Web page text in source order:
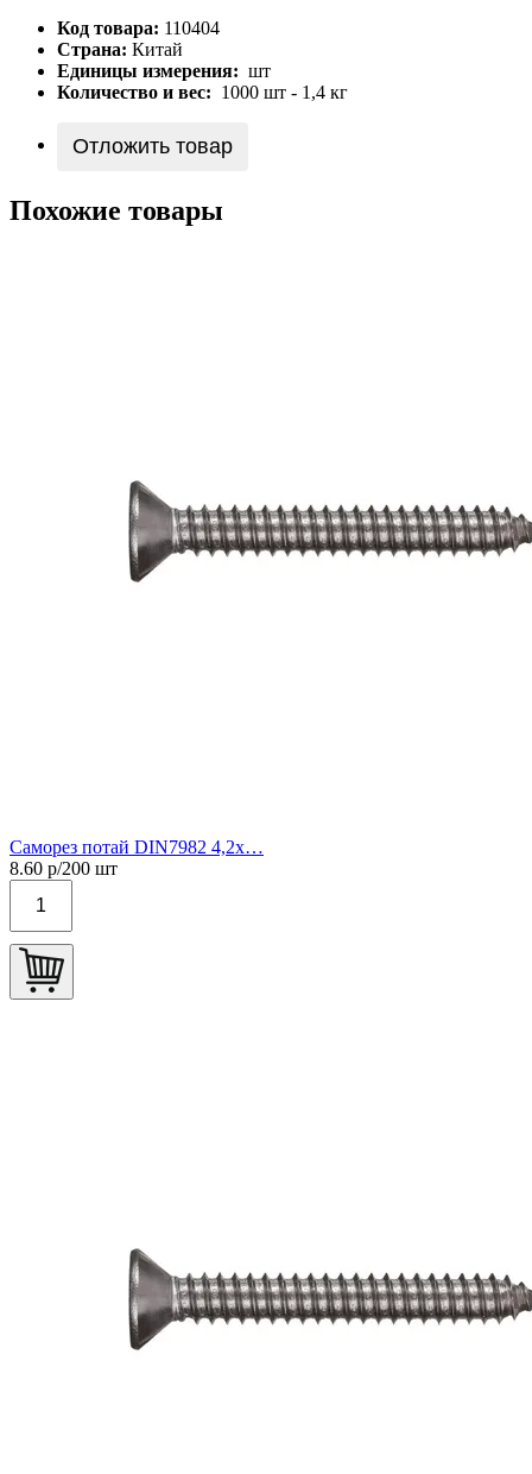
Код товара: 110404
Страна: Китай
Единицы измерения: шт
Количество и вес: 1000 шт - 1,4 кг
Отложить товар
Похожие товары
Саморез потай DIN7982 4,2х…
8.60 р/200 шт